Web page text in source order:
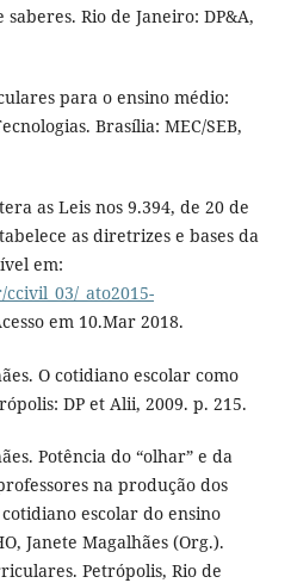
Rio de Janeiro: DP&A,
para o ensino médio:
Brasília: MEC/SEB,
as Leis nos 9.394, de 20 de
as diretrizes e bases da
em:
_ato2015-
em 10.Mar 2018.
O cotidiano escolar como
DP et Alii, 2009. p. 215.
Potência do “olhar” e da
na produção dos
escolar do ensino
Janete Magalhães (Org.).
Petrópolis, Rio de